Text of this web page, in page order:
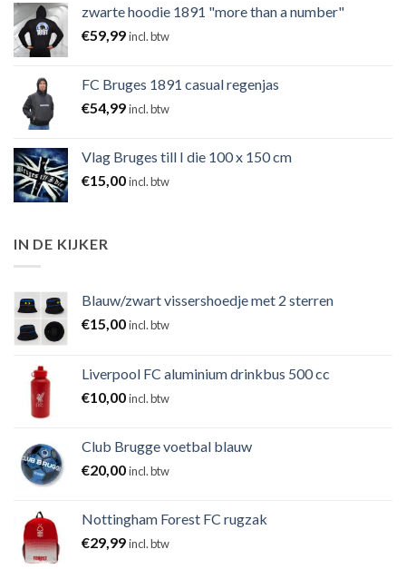
zwarte hoodie 1891 "more than a number"
€59,99incl. btw
FC Bruges 1891 casual regenjas
€54,99incl. btw
Vlag Bruges till I die 100 x 150 cm
€15,00incl. btw
IN DE KIJKER
Blauw/zwart vissershoedje met 2 sterren
€15,00incl. btw
Liverpool FC aluminium drinkbus 500 cc
€10,00incl. btw
Club Brugge voetbal blauw
€20,00incl. btw
Nottingham Forest FC rugzak
€29,99incl. btw